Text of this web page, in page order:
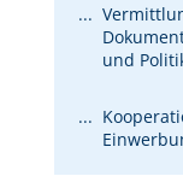
und